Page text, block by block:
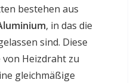
bestehen aus
, in das die
sind. Diese
Heizdraht zu
gleichmäßige